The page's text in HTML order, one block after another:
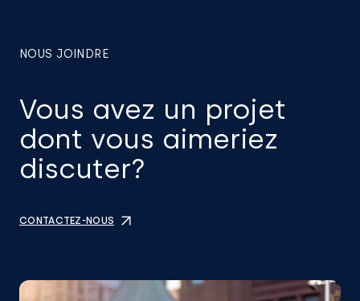
NOUS JOINDRE
Vous avez un projet
dont vous aimeriez
discuter?
CONTACTEZ-NOUS